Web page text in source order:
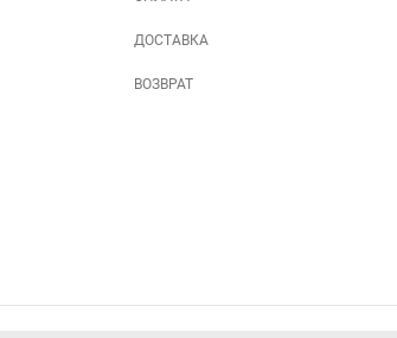
ДОСТАВКА
ВОЗВРАТ